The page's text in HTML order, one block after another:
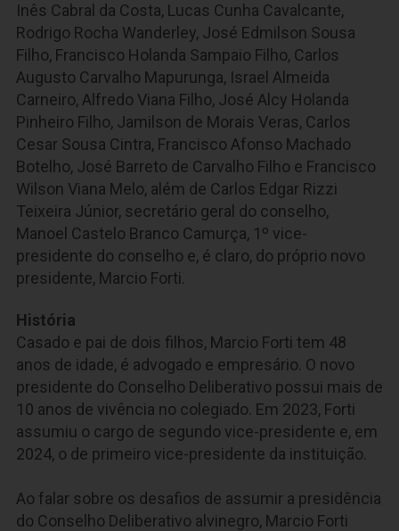
Inês Cabral da Costa, Lucas Cunha Cavalcante,
Rodrigo Rocha Wanderley, José Edmilson Sousa
Filho, Francisco Holanda Sampaio Filho, Carlos
Augusto Carvalho Mapurunga, Israel Almeida
Carneiro, Alfredo Viana Filho, José Alcy Holanda
Pinheiro Filho, Jamilson de Morais Veras, Carlos
Cesar Sousa Cintra, Francisco Afonso Machado
Botelho, José Barreto de Carvalho Filho e Francisco
Wilson Viana Melo, além de Carlos Edgar Rizzi
Teixeira Júnior, secretário geral do conselho,
Manoel Castelo Branco Camurça, 1º vice-
presidente do conselho e, é claro, do próprio novo
presidente, Marcio Forti.
História
Casado e pai de dois filhos, Marcio Forti tem 48
anos de idade, é advogado e empresário. O novo
presidente do Conselho Deliberativo possui mais de
10 anos de vivência no colegiado. Em 2023, Forti
assumiu o cargo de segundo vice-presidente e, em
2024, o de primeiro vice-presidente da instituição.
Ao falar sobre os desafios de assumir a presidência
do Conselho Deliberativo alvinegro, Marcio Forti